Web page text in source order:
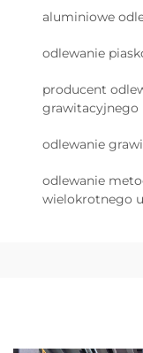
aluminiowe
odlewanie
producent
grawitacyjnego
odlewanie
odlewanie
wielokrotnego